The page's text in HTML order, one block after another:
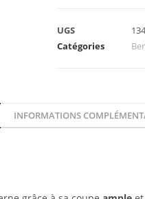
UGS
Catégories
INFORMATIONS